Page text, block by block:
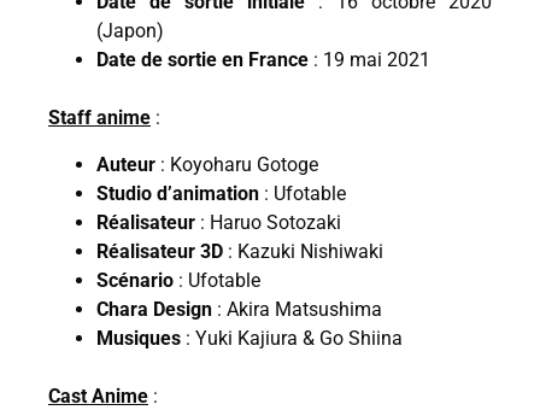
(Japon)
Date de sortie en France : 19 mai 2021
Staff anime :
Auteur : Koyoharu Gotoge
Studio d’animation : Ufotable
Réalisateur : Haruo Sotozaki
Réalisateur 3D : Kazuki Nishiwaki
Scénario : Ufotable
Chara Design : Akira Matsushima
Musiques : Yuki Kajiura & Go Shiina
Cast Anime :